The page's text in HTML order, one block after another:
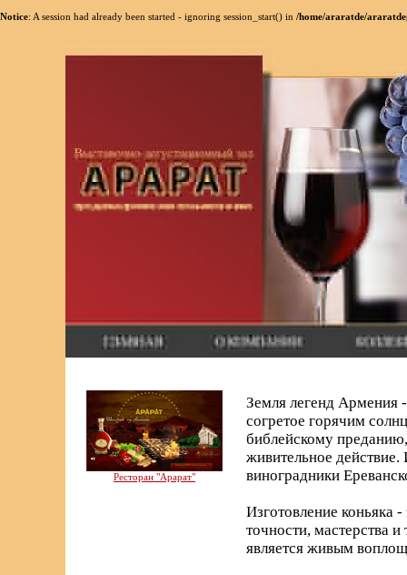
Notice: A session had already been started - ignoring session_start() in /home/araratde/
Ресторан "Арарат"
Земля легенд Армения
согретое горячим
библейскому
живительное
виноградники
Изготовление коньяка
точности, мастерства
является живым